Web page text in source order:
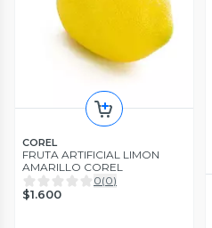
COREL
FRUTA ARTIFICIAL LIMON
AMARILLO COREL
0(0)
$1.600